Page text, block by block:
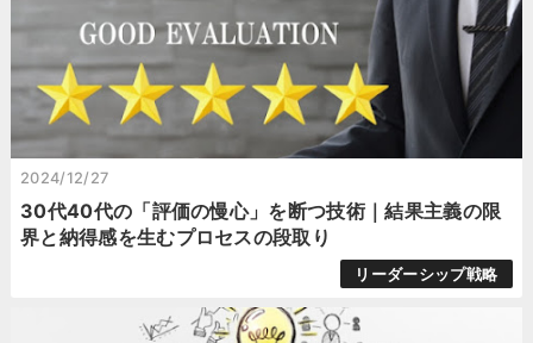
2024/12/27
30代40代の「評価の慢心」を断つ技術｜結果主義の限
界と納得感を生むプロセスの段取り
リーダーシップ戦略